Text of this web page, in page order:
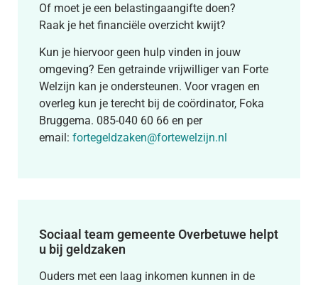
Of moet je een belastingaangifte doen?
Raak je het financiële overzicht kwijt?
Kun je hiervoor geen hulp vinden in jouw
omgeving? Een getrainde vrijwilliger van Forte
Welzijn kan je ondersteunen. Voor vragen en
overleg kun je terecht bij de coördinator, Foka
Bruggema. 085-040 60 66 en per
email: fortegeldzaken@fortewelzijn.nl
Sociaal team gemeente Overbetuwe helpt
u bij geldzaken
Ouders met een laag inkomen kunnen in de